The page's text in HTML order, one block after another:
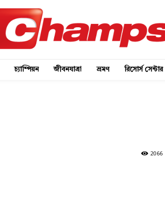
চ্যাম্পিয়ন জীবনযাত্রা ভ্রমণ রিসোর্স সেন্টার
2066